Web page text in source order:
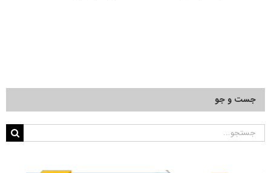
جست و جو
جستجو